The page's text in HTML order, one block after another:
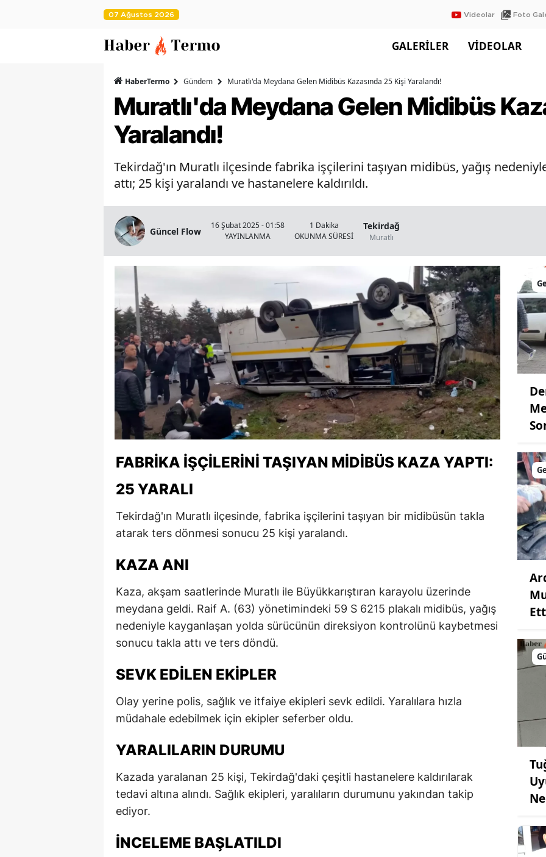
07 Ağustos 2026 Videolar Foto
GALERİLER VİDEOLAR
HaberTermo Gündem Muratlı'da Meydana Gelen Midibüs Kazasında 25 Kişi Yaralandı!
Muratlı'da Meydana Gelen Midibüs
Yaralandı!
Tekirdağ'ın Muratlı ilçesinde fabrika işçilerini taşıyan midibüs, yağış
attı; 25 kişi yaralandı ve hastanelere kaldırıldı.
Güncel Flow
16 Şubat 2025 - 01:58
YAYINLANMA
1 Dakika
OKUNMA SÜRESİ
Tekirdağ
Muratlı
FABRIKA İŞÇILERINI TAŞIYAN MIDIBÜS KAZA YAPTI:
25 YARALI
Tekirdağ'ın Muratlı ilçesinde, fabrika işçilerini taşıyan bir midibüsün takla
atarak ters dönmesi sonucu 25 kişi yaralandı.
KAZA ANI
Kaza, akşam saatlerinde Muratlı ile Büyükkarıştıran karayolu üzerinde
meydana geldi. Raif A. (63) yönetimindeki 59 S 6215 plakalı midibüs, yağış
nedeniyle kayganlaşan yolda sürücünün direksiyon kontrolünü kaybetmesi
sonucu takla attı ve ters döndü.
SEVK EDILEN EKIPLER
Olay yerine polis, sağlık ve itfaiye ekipleri sevk edildi. Yaralılara hızla
müdahale edebilmek için ekipler seferber oldu.
YARALILARIN DURUMU
Kazada yaralanan 25 kişi, Tekirdağ'daki çeşitli hastanelere kaldırılarak
tedavi altına alındı. Sağlık ekipleri, yaralıların durumunu yakından takip
ediyor.
İNCELEME BAŞLATILDI